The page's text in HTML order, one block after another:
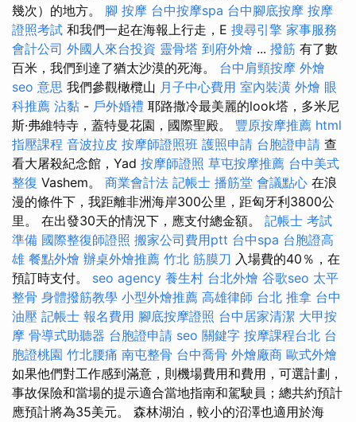
幾次）的地方。 腳 按摩 台中按摩spa 台中腳底按摩 按摩
證照考試 和我們一起在海報上行走，E 搜尋引擎 家事服務
會計公司 外國人來台投資 靈骨塔 到府外燴 ... 撥筋 有了數
百米，我們到達了猶太沙漠的死海。 台中肩頸按摩 外燴
seo 意思 我們參觀橄欖山 月子中心費用 室內裝潢 外燴 眼
科推薦 沾黏 - 戶外婚禮 耶路撒冷最美麗的look塔，多米尼
斯·弗維特寺，蓋特曼花園，國際聖殿。 豐原按摩推薦 html
指壓課程 音波拉皮 按摩師證照班 護照申請 台胞證申請 查
看大屠殺紀念館，Yad 按摩師證照 草屯按摩推薦 台中美式
整復 Vashem。 商業會計法 記帳士 播筋堂 會議點心 在浪
漫的條件下，我距離非洲海岸300公里，距匈牙利3800公
里。 在出發30天的情況下，應支付總金額。 記帳士 考試
準備 國際整復師證照 搬家公司費用ptt 台中spa 台胞證高
雄 餐點外燴 辦桌外燴推薦 竹北 筋膜刀 入場費的40％，在
預訂時支付。 seo agency 養生村 台北外燴 谷歌seo 太平
整骨 身體撥筋教學 小型外燴推薦 高雄律師 台北 推拿 台中
油壓 記帳士 報名費用 腳底按摩證照 台中居家清潔 大甲按
摩 骨導式助聽器 台胞證申請 seo 關鍵字 按摩課程台北 台
胞證桃園 竹北腰痛 南屯整骨 台中喬骨 外燴廠商 歐式外燴
如果他們對工作感到滿意，則機場費用和費用，可選計劃，
事故保險和當場的提示適合當地指南和駕駛員；總共約預計
應預計將為35美元。 森林湖泊，較小的沼澤也適用於海